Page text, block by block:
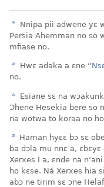
a Nnipa pii adwene yɛ
Persia Ahemman no so
mfiase no.
b Hwɛ adaka a ɛne “
no.
c Esiane sɛ na
Ɔhene Hesekia bere so
na wotwa to koraa no
d Haman hyɛɛ bɔ sɛ
ba dɔla mu nnɛ a,
Xerxes I a, ɛnde na
ho kɛse. Ná Xerxes hia
abɔ ne tirim sɛ ɔne